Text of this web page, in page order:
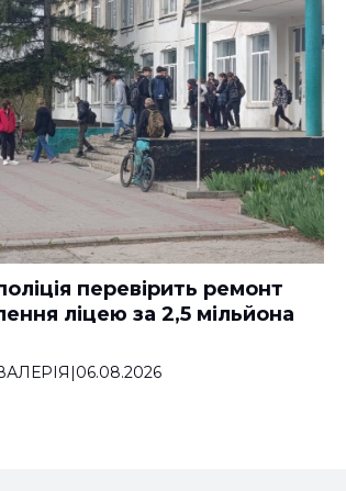
перевірить ремонт
ліцею за 2,5 мільйона
|06.08.2026